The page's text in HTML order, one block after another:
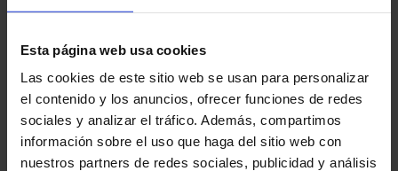
Esta página web usa cookies
Las cookies de este sitio web se usan para personalizar
el contenido y los anuncios, ofrecer funciones de redes
sociales y analizar el tráfico. Además, compartimos
información sobre el uso que haga del sitio web con
nuestros partners de redes sociales, publicidad y análisis
Excelencia y calidad​
Trabaja con nosotros​
Rincón del accionista​
Más HM Hospitales